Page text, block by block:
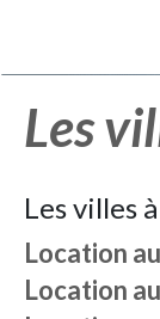
Les
Les villes
Location
Location